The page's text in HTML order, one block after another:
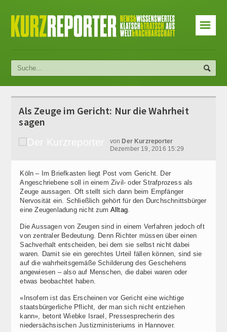
☰
Als Zeuge im Gericht: Nur die Wahrheit
sagen
von Der Kurzreporter
Dezember 19, 2016 15:29
Köln – Im Briefkasten liegt Post vom Gericht. Der
Angeschriebene soll in einem Zivil- oder Strafprozess als
Zeuge aussagen. Oft stellt sich dann beim Empfänger
Nervosität ein. Schließlich gehört für den Durchschnittsbürger
eine Zeugenladung nicht zum Alltag.
Die Aussagen von Zeugen sind in einem Verfahren jedoch oft
von zentraler Bedeutung. Denn Richter müssen über einen
Sachverhalt entscheiden, bei dem sie selbst nicht dabei
waren. Damit sie ein gerechtes Urteil fällen können, sind sie
auf die wahrheitsgemäße Schilderung des Geschehens
angewiesen – also auf Menschen, die dabei waren oder
etwas beobachtet haben.
«Insofern ist das Erscheinen vor Gericht eine wichtige
staatsbürgerliche Pflicht, der man sich nicht entziehen
kann», betont Wiebke Israel, Pressesprecherin des
niedersächsischen Justizministeriums in Hannover.